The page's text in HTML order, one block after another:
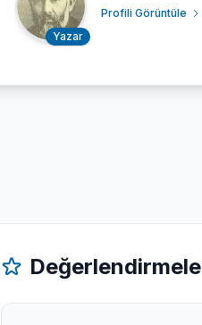
Yazar
Profili Görüntüle